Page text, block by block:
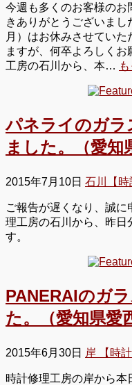
今週も多くのお客様のお
きありがとうございまし
月）はお休みさせてい
ますが、何卒よろしく
工房の石川から、本…
パネライのガラ
ました。（愛知
2015年7月10日 石川【時
ご報告が遅くなり、誠
理工房の石川から、昨日
す。
PANERAIのガ
た。（愛知県愛
2015年6月30日 岸 【時
時計修理工房の岸から本